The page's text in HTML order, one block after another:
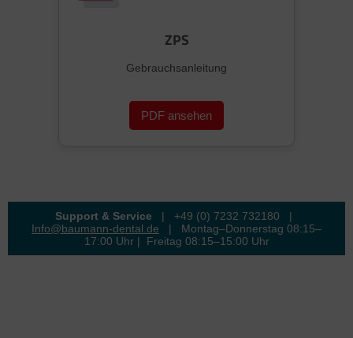
ZPS
Gebrauchsanleitung
PDF ansehen
Support & Service | +49 (0) 7232 732180 |
Info@baumann-dental.de | Montag–Donnerstag 08:15–
17:00 Uhr | Freitag 08:15–15:00 Uhr